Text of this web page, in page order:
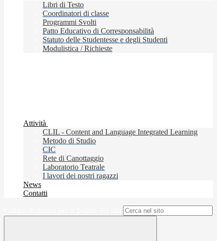
Libri di Testo
Coordinatori di classe
Programmi Svolti
Patto Educativo di Corresponsabilità
Statuto delle Studentesse e degli Studenti
Modulistica / Richieste
Attività
CLIL - Content and Language Integrated Learning
Metodo di Studio
CIC
Rete di Canottaggio
Laboratorio Teatrale
I lavori dei nostri ragazzi
News
Contatti